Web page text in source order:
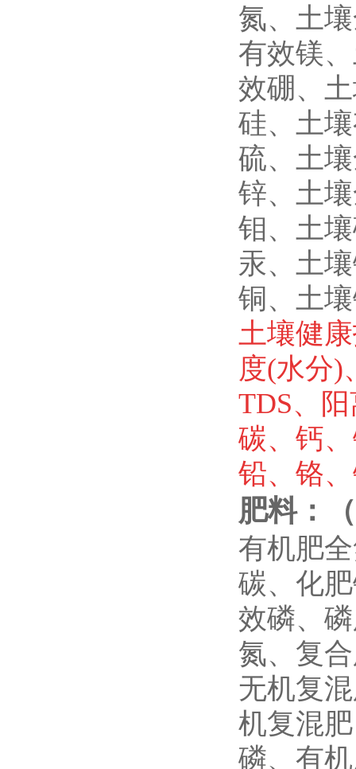
氮、土
有效镁
效硼、
硅、土
硫、土
锌、土
钼、土
汞、土
铜、土
土壤健
度(水分)
TDS、
碳、钙
铅、铬
肥料：
有机肥
碳、化
效磷、
氮、复
无机复
机复混
磷、有